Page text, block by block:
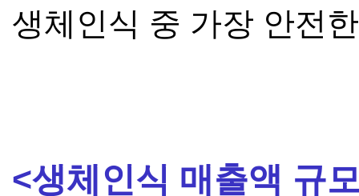
생체인식 중 가장 안전
<생체인식 매출액 규